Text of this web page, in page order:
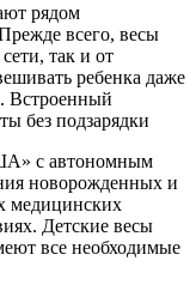
рядом
всего, весы
так и от
ребенка даже
Встроенный
без подзарядки
с автономным
новорожденных и
медицинских
Детские весы
все необходимые